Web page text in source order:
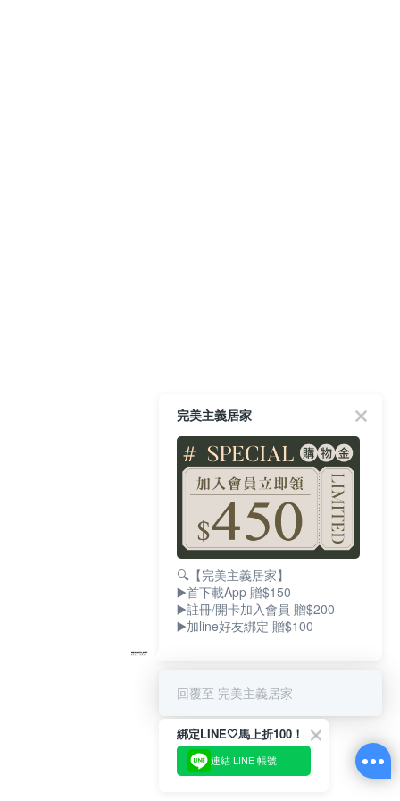
完美主義居家
🔍【完美主義居家】
▶️首下載App 贈$150
▶️註冊/開卡加入會員 贈$200
▶️加line好友綁定 贈$100
回覆至 完美主義居家
綁定LINE🤍馬上折100！
連結 LINE 帳號